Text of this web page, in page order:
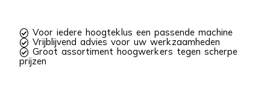
 Voor iedere hoogteklus een passende machine
 Vrijblijvend advies voor uw werkzaamheden
 Groot assortiment hoogwerkers tegen scherpe
prijzen